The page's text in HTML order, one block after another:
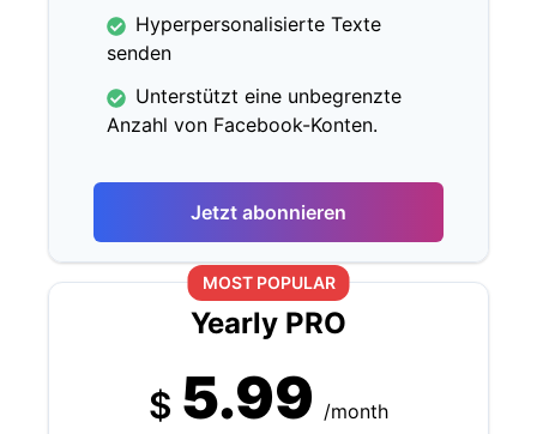
Hyperpersonalisierte Texte
senden
Unterstützt eine unbegrenzte
Anzahl von Facebook-Konten.
Jetzt abonnieren
MOST POPULAR
Yearly PRO
$ 5.99 /month